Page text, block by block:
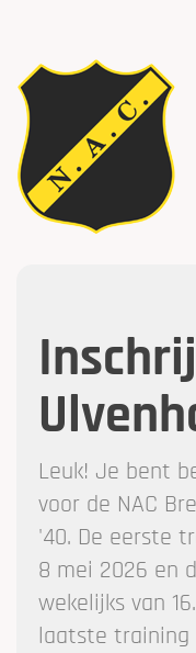
Leuk! Je bent
voor de NAC
'40. De eerste
8 mei 2026 en
wekelijks van
laatste training